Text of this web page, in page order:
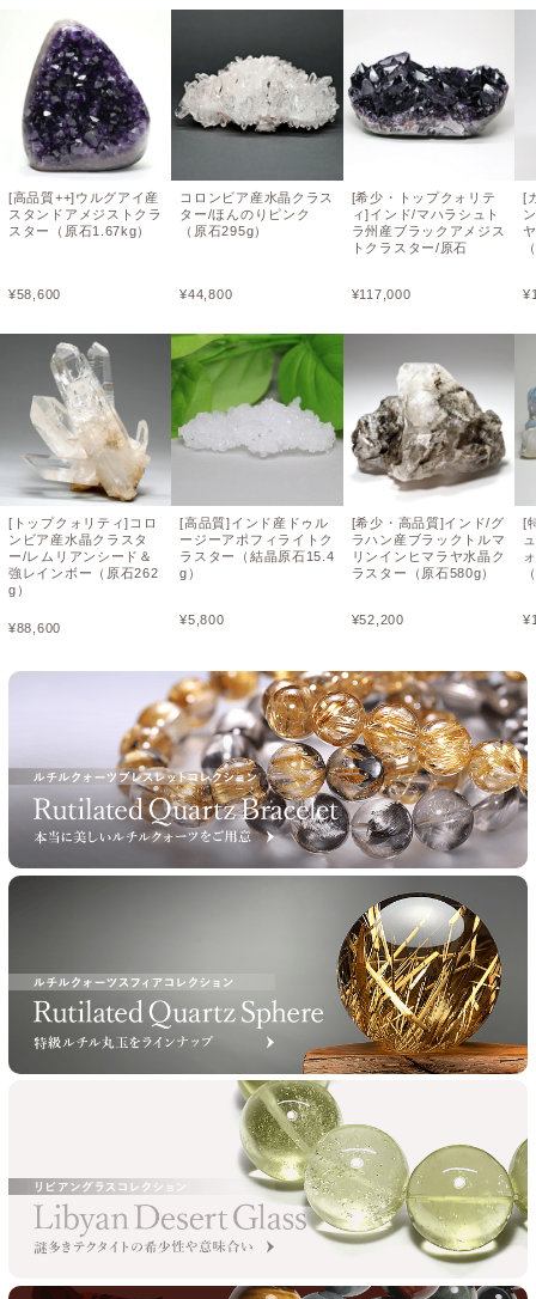
[高品質++]ウルグアイ産
スタンドアメジストクラ
スター（原石1.67kg）
¥58,600
[トップクォリティ]コロ
ンビア産水晶クラスタ
ー/レムリアンシード＆
強レインボー（原石262
g）
¥88,600
コロンビア産水晶クラス
ター/ほんのりピンク
（原石295g）
¥44,800
[高品質]インド産ドゥル
ージーアポフィライトク
ラスター（結晶原石15.4
g）
¥5,800
[希少・トップクォリテ
ィ]インド/マハラシュト
ラ州産ブラックアメジス
トクラスター/原石
¥117,000
[希少・高品質]インド/グ
ラハン産ブラックトルマ
リンインヒマラヤ水晶ク
ラスター（原石580g）
¥52,200
[
¥
[
¥